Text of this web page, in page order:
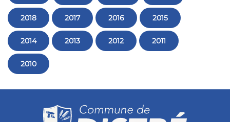
2018 2017 2016 2015
2014 2013 2012 2011
2010